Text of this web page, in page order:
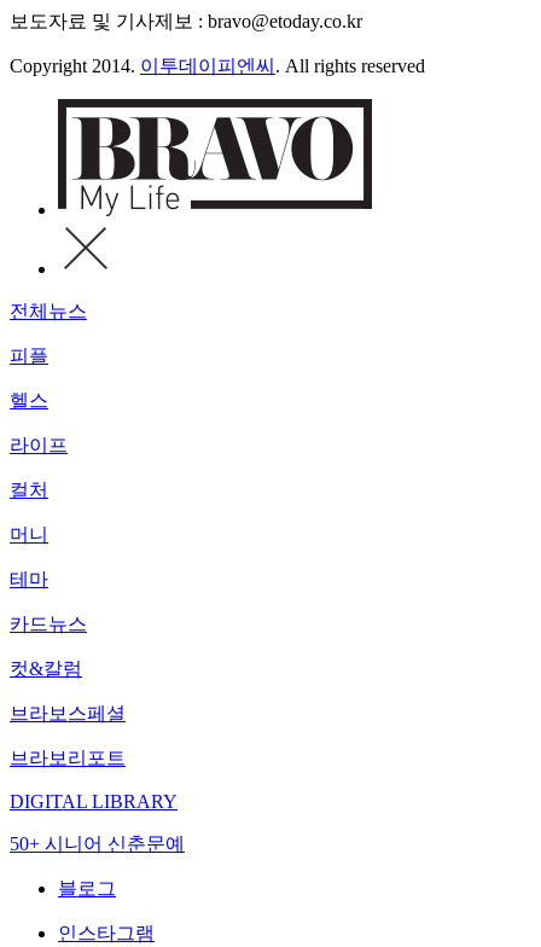
보도자료 및 기사제보 : bravo@etoday.co.kr
Copyright 2014. 이투데이피엔씨 . All rights reserved
전체뉴스
피플
헬스
라이프
컬처
머니
테마
카드뉴스
컷&칼럼
브라보스페셜
브라보리포트
DIGITAL LIBRARY
50+ 시니어 신춘문예
블로그
인스타그램